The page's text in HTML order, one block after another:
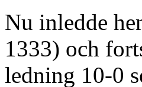
Nu inledde
1333) och
ledning 10-0